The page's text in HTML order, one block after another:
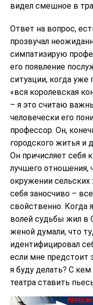
видел смешное в
Ответ на вопрос,
прозвучал
симпатизирую
его появление
ситуации, когда уже
«вся королевская
– я это считаю
человечески его
профессор. Он,
городского житья и
Он причисляет себя
лучшего отношения,
окружении
себя заносчиво –
свойственно. Когда
волей судьбы жил
женой думали, что
идентифицировал
если мне предстоит
я буду делать? С
театра ставить